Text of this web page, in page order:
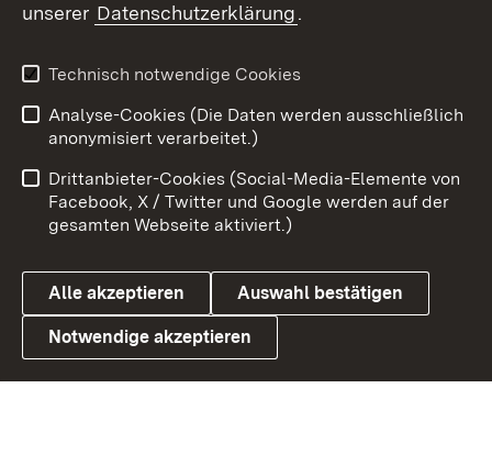
Youtube
Link zum Landesportal
Impressum
Kontakt
Barrierefreiheit
Datenschutz
Cookies
unserer Datenschutzerklärung.
Technisch notwendige Cookies
Analyse-Cookies (Die Daten werden ausschließlich
anonymisiert verarbeitet.)
Drittanbieter-Cookies (Social-Media-Elemente von
Facebook, X / Twitter und Google werden auf der
gesamten Webseite aktiviert.)
Alle akzeptieren Auswahl bestätigen
Notwendige akzeptieren